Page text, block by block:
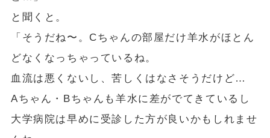
と聞くと。
「そうだね〜。Cちゃんの部屋だけ羊水がほとん
どなくなっちゃっているね。
血流は悪くないし、苦しくはなさそうだけど…
Aちゃん・Bちゃんも羊水に差がでてきているし
大学病院は早めに受診した方が良いかもしれませ